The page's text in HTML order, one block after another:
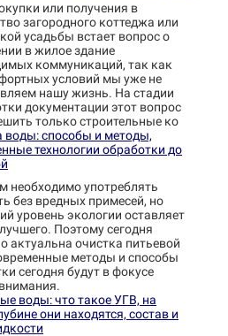
или получения в
загородного коттеджа или
усадьбы встает вопрос о
в жилое здание
коммуникаций, так как
условий мы уже не
нашу жизнь. На стадии
документации этот вопрос
только строительные ко
воды: способы и методы,
технологии обработки до
необходимо употреблять
без вредных примесей, но
уровень экологии оставляет
Поэтому сегодня
актуальна очистка питьевой
методы и способы
сегодня будут в фокусе
воды: что такое УГВ, на
они находятся, состав и